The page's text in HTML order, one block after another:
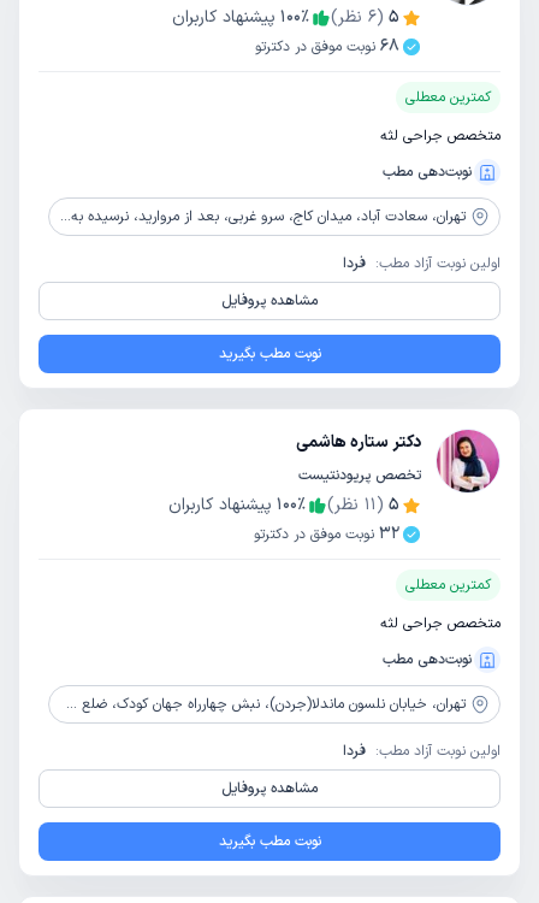
5
(
6 نظر) 100٪
پیشنهاد کاربران
68 نوبت موفق در دکترتو
کمترین معطلی
متخصص جراحی لثه
نوبت‌دهی مطب
تهران، سعادت آباد، میدان کاج، سرو غربی، بعد از مروارید، نرسیده به چهارراه اول، پلاک 35، مجتمع نگین سرو، زنگ 28، طبقه 5، واحد 28
اولین نوبت آزاد مطب: فردا
مشاهده پروفایل
نوبت مطب بگیرید
دکتر ستاره هاشمی
تخصص پریودنتیست
5
(
11 نظر) 100٪
پیشنهاد کاربران
32 نوبت موفق در دکترتو
کمترین معطلی
متخصص جراحی لثه
نوبت‌دهی مطب
تهران، خیابان نلسون ماندلا(جردن)، نبش چهارراه جهان کودک، ضلع شمال غربی، پلاک 66، طبقه3، واحد10
اولین نوبت آزاد مطب: فردا
مشاهده پروفایل
نوبت مطب بگیرید